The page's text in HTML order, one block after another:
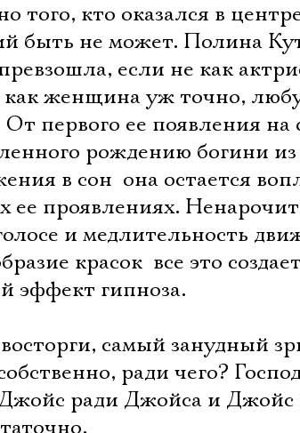
того, кто оказался в
быть не может. Полина
если не как
как женщина уж точно,
первого ее появления на
рождению богини из
в сон  она остается
ее проявлениях.
и медлительность
красок  все это
эффект гипноза.
самый занудный
ради чего?
ради Джойса и Джойс